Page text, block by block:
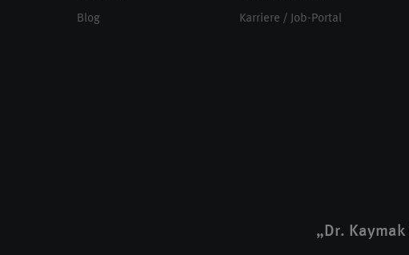
Blog Karriere / Job-Portal
„Dr.